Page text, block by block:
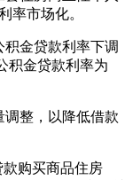
率市场化。
金贷款利率下调
积金贷款利率为
整，以降低借款
款购买商品住房